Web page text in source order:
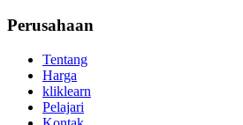
Perusahaan
Tentang
Harga
kliklearn
Pelajari